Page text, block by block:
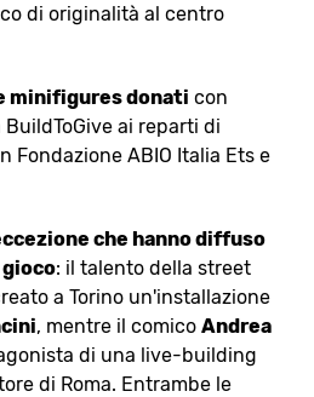
di originalità al centro
minifigures donati con
ai reparti di
Fondazione ABIO Italia Ets e
che hanno diffuso
: il talento della street
a Torino un'installazione
, mentre il comico Andrea
di una live-building
di Roma. Entrambe le